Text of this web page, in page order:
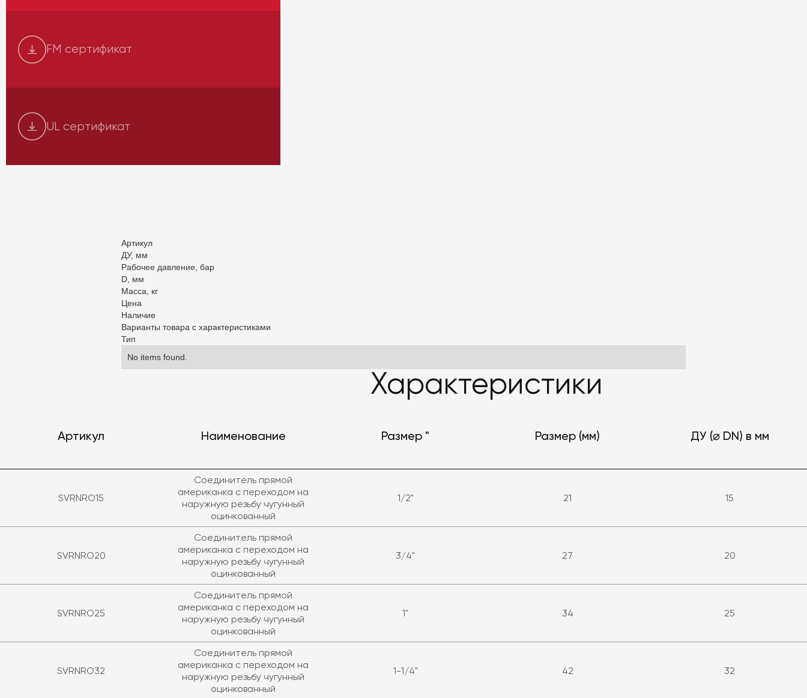
FM сертификат
UL сертификат
Артикул
ДУ, мм
Рабочее давление, бар
D, мм
Масса, кг
Цена
Наличие
Варианты товара с характеристиками
Тип
No items found.
Характеристики
Артикул Наименование Размер " Размер (мм) ДУ (⌀ DN) в мм
SVRNRO15
Соединитель прямой
американка с переходом на
наружную резьбу чугунный
оцинкованный
1/2" 21 15
SVRNRO20
Соединитель прямой
американка с переходом на
наружную резьбу чугунный
оцинкованный
3/4" 27 20
SVRNRO25
Соединитель прямой
американка с переходом на
наружную резьбу чугунный
оцинкованный
1" 34 25
SVRNRO32
Соединитель прямой
американка с переходом на
наружную резьбу чугунный
оцинкованный
1-1/4" 42 32